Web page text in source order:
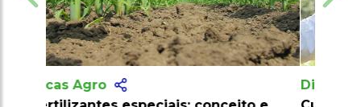
Dicas Agro